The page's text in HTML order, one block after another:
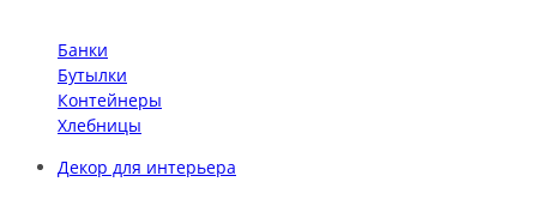
Банки
Бутылки
Контейнеры
Хлебницы
Декор для интерьера